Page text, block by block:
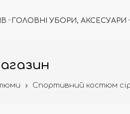
ГОЛОВНІ УБОРИ, АКСЕСУАРИ
Спортивний костюм